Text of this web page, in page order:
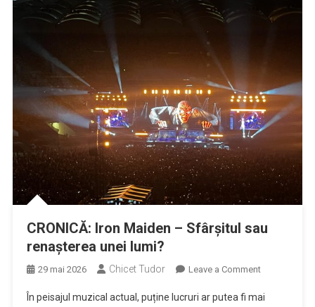
CRONICĂ: Iron Maiden – Sfârșitul sau
renașterea unei lumi?
29 mai 2026 Chicet Tudor Leave a Commenton
Iron
În peisajul muzical actual, puține lucruri ar putea fi mai